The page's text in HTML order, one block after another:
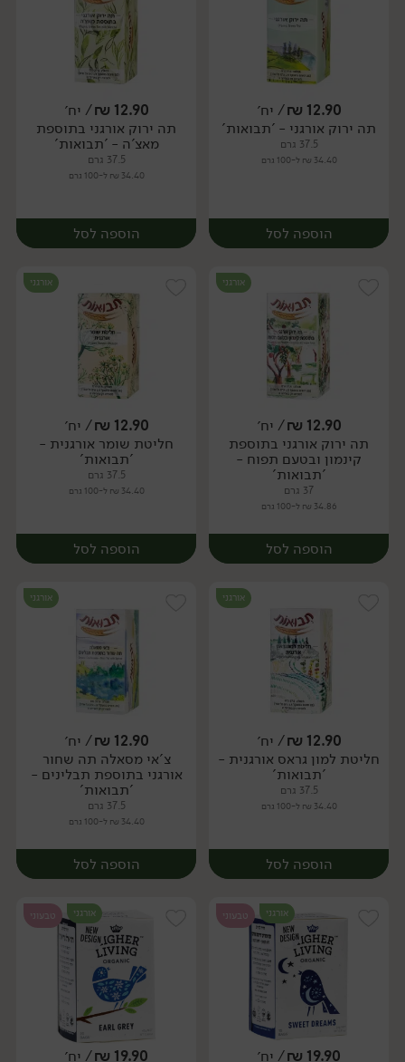
יח׳ יח׳
12.90
₪/ יח׳
תה ירוק אורגני - 'תבואות'
37.5 גרם
34.40 ₪ ל-100 גרם
הוספה לסל
יח׳
12.90
₪/ יח׳
תה ירוק אורגני בתוספת
מאצ'ה - 'תבואות'
37.5 גרם
34.40 ₪ ל-100 גרם
הוספה לסל
יח׳
אורגני
12.90
₪/ יח׳
תה ירוק אורגני בתוספת
קינמון ובטעם תפוח -
'תבואות'
37 גרם
34.86 ₪ ל-100 גרם
הוספה לסל
יח׳
אורגני
12.90
₪/ יח׳
חליטת שומר אורגנית -
'תבואות'
37.5 גרם
34.40 ₪ ל-100 גרם
הוספה לסל
יח׳
אורגני
12.90
₪/ יח׳
חליטת למון גראס אורגנית -
'תבואות'
37.5 גרם
34.40 ₪ ל-100 גרם
הוספה לסל
אורגני
12.90
₪/ יח׳
צ'אי מסאלה תה שחור
אורגני בתוספת תבלינים -
'תבואות'
37.5 גרם
34.40 ₪ ל-100 גרם
הוספה לסל
אורגני טבעוני
19.90
₪/ יח׳
אורגני טבעוני
19.90
₪/ יח׳